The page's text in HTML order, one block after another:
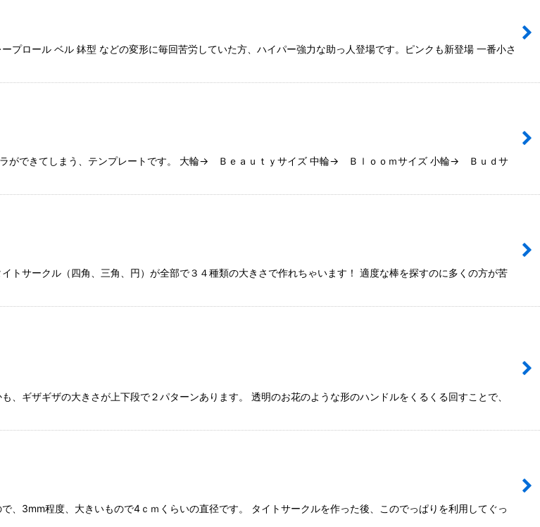
プロール ベル 鉢型 などの変形に毎回苦労していた方、ハイパー強力な助っ人登場です。ピンクも新登場 一番小さ
ラができてしまう、テンプレートです。 大輪→ Ｂｅａｕｔｙサイズ 中輪→ Ｂｌｏｏｍサイズ 小輪→ Ｂｕｄサ
トサークル（四角、三角、円）が全部で３４種類の大きさで作れちゃいます！ 適度な棒を探すのに多くの方が苦
ギザギザの大きさが上下段で２パターンあります。 透明のお花のような形のハンドルをくるくる回すことで、
、3mm程度、大きいもので4ｃｍくらいの直径です。 タイトサークルを作った後、このでっぱりを利用してぐっ